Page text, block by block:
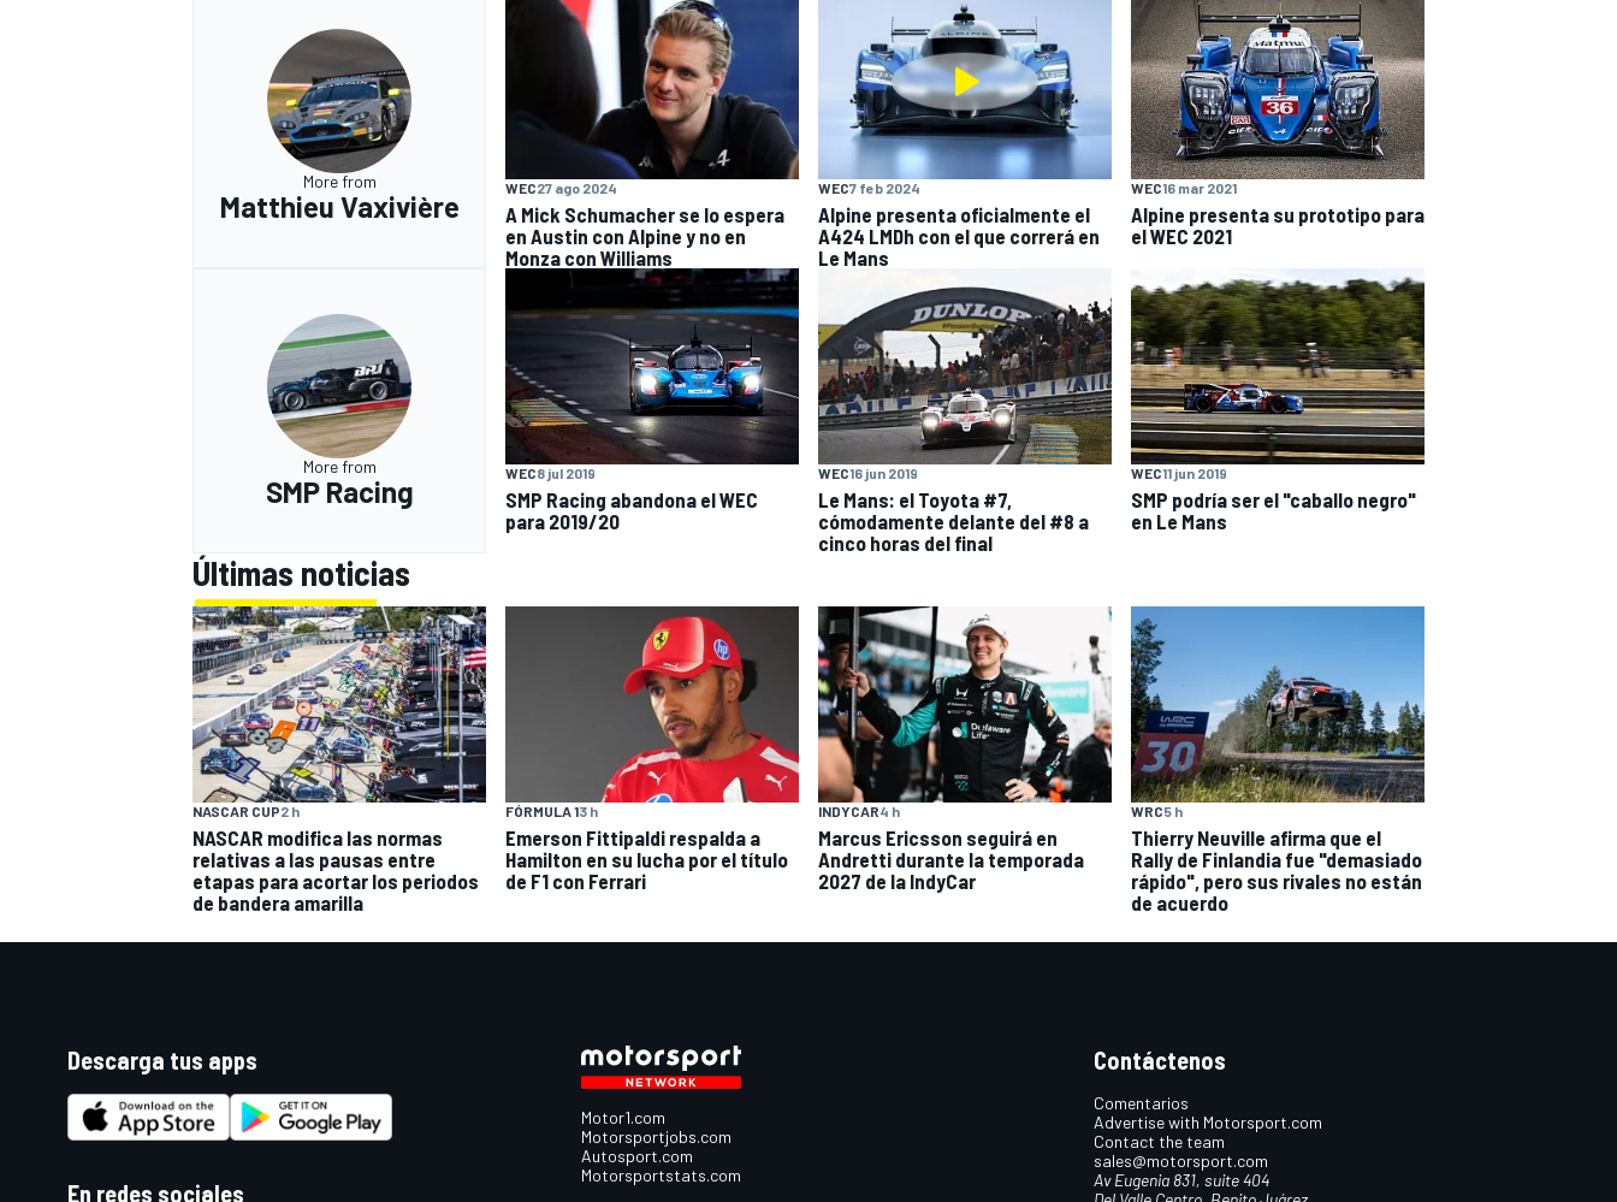
More from
Matthieu Vaxivière
WEC27 ago 2024
A Mick Schumacher se lo espera
en Austin con Alpine y no en
Monza con Williams
WEC7 feb 2024
Alpine presenta oficialmente el
A424 LMDh con el que correrá en
Le Mans
WEC16 mar 2021
Alpine presenta su prototipo para
el WEC 2021
More from
SMP Racing
WEC8 jul 2019
SMP Racing abandona el WEC
para 2019/20
WEC16 jun 2019
Le Mans: el Toyota #7,
cómodamente delante del #8 a
cinco horas del final
WEC11 jun 2019
SMP podría ser el "caballo negro"
en Le Mans
Últimas noticias
NASCAR CUP2 h
NASCAR modifica las normas
relativas a las pausas entre
etapas para acortar los periodos
de bandera amarilla
FÓRMULA 13 h
Emerson Fittipaldi respalda a
Hamilton en su lucha por el título
de F1 con Ferrari
INDYCAR4 h
Marcus Ericsson seguirá en
Andretti durante la temporada
2027 de la IndyCar
WRC5 h
Thierry Neuville afirma que el
Rally de Finlandia fue "demasiado
rápido", pero sus rivales no están
de acuerdo
Descarga tus apps
En redes sociales
Motor1.com
Motorsportjobs.com
Autosport.com
Motorsportstats.com
Contáctenos
Comentarios
Advertise with Motorsport.com
Contact the team
sales@motorsport.com
Av Eugenia 831, suite 404